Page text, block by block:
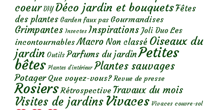
coeur DIY Déco jardin et bouquetsFêtes
des plantes Garden faux pas Gourmandises
Grimpantes Insectes Inspirations Joli Duo Les
incontournables Macro Non classé Oiseaux du
jardin Outils Parfums du jardinPetites
bêtes Plantes d’intérieur Plantes sauvages
Potager Que voyez-vous? Revue de presse
Rosiers Rétrospective Travaux du mois
Visites de jardins Vivaces Vivaces couvre-sol